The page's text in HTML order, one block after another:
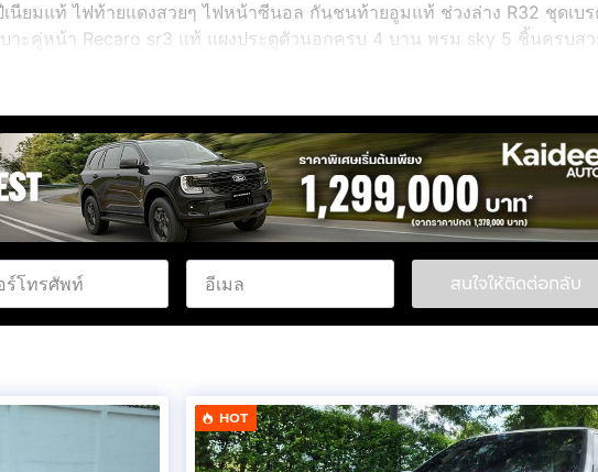
เนียมแท้ ไฟท้ายแดงสวยๆ ไฟหน้าซีนอล กันชนท้ายอูมแท้ ช่วงล่าง R32 ชุดเบร
าะคู่หน้า Recaro sr3 แท้ แผงประตูตัวนอกครบ 4 บาน พรม sky 5 ชิ้นครบส
ลของ200sx ทำใหม่เย็นๆ ฟิล์ม lamina สีชา พึ่งติด เกจวัด+ทามเมอร์ HKS จ
สนใจให้ติดต่อกลับ
HOT